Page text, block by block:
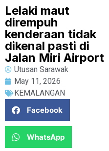
Lelaki maut
dirempuh
kenderaan tidak
dikenal pasti di
Jalan Miri Airport
Utusan Sarawak
May 11, 2026
KEMALANGAN
Facebook
WhatsApp